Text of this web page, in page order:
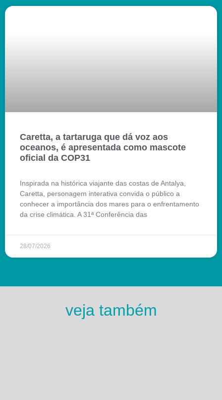
Caretta, a tartaruga que dá voz aos
oceanos, é apresentada como mascote
oficial da COP31
Inspirada na histórica viajante das costas de Antalya,
Caretta, personagem interativa convida o público a
conhecer a importância dos mares para o enfrentamento
da crise climática. A 31ª Conferência das
28/07/2026
veja também